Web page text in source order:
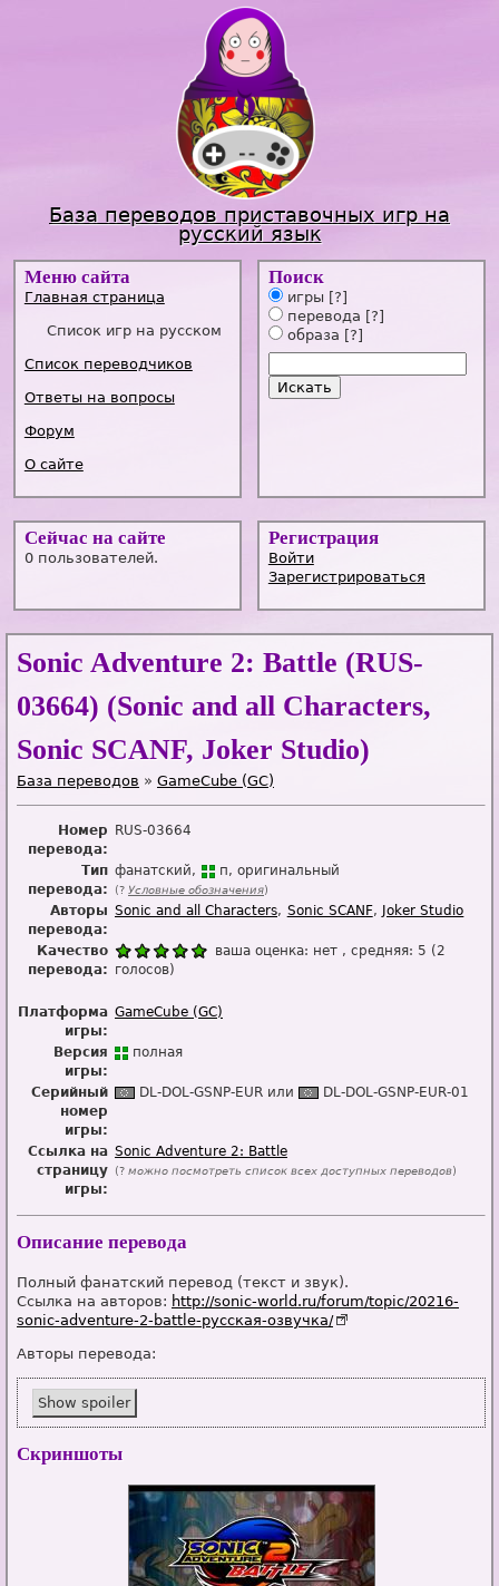
Jump to navigation
База переводов приставочных игр на
русский язык
Меню сайта
Главная страница
Список игр на русском
Список переводчиков
Ответы на вопросы
Форум
О сайте
Поиск
игры [?]
перевода [?]
образа [?]
Сейчас на сайте
0 пользователей.
Регистрация
Войти
Зарегистрироваться
Sonic Adventure 2: Battle (RUS-
03664) (Sonic and all Characters,
Sonic SCANF, Joker Studio)
База переводов » GameCube (GC)
Номер
перевода:
RUS-03664
Тип
перевода:
фанатский п оригинальный
(? Условные обозначения)
Авторы
перевода:
Sonic and all Characters Sonic SCANF Joker Studio
Качество
перевода:
ваша оценка: нет , средняя: 5 (2
голосов)
Платформа
игры:
GameCube (GC)
Версия
игры:
полная
Серийный
номер
игры:
DL-DOL-GSNP-EUR или DL-DOL-GSNP-EUR-01
Ссылка на
страницу
игры:
Sonic Adventure 2: Battle
(? можно посмотреть список всех доступных переводов)
Описание перевода
Полный фанатский перевод (текст и звук).
Ссылка на авторов: http://sonic-world.ru/forum/topic/20216-
sonic-adventure-2-battle-русская-озвучка/
Авторы перевода:
Show spoiler
Скриншоты